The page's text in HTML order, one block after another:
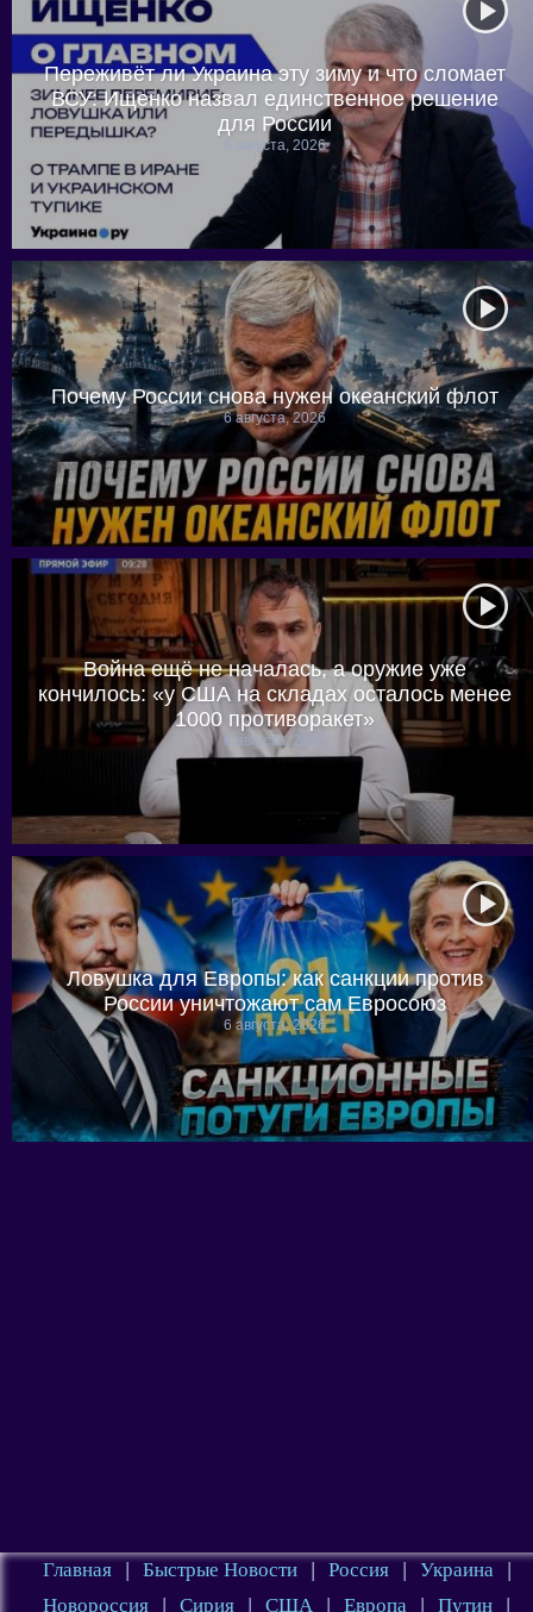
Переживёт ли Украина эту зиму и что сломает
ВСУ: Ищенко назвал единственное решение
для России
6 августа, 2026
Почему России снова нужен океанский флот
6 августа, 2026
Война ещё не началась, а оружие уже
кончилось: «у США на складах осталось менее
1000 противоракет»
6 августа, 2026
Ловушка для Европы: как санкции против
России уничтожают сам Евросоюз
6 августа, 2026
Главная | Быстрые Новости | Россия | Украина
|
Новороссия
| Сирия | США | Европа | Путин |